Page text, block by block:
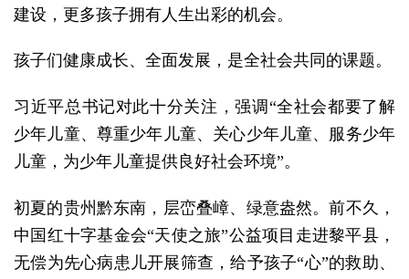
建设，更多孩子拥有人生出彩的机会。
孩子们健康成长、全面发展，是全社会共同的课题。
习近平总书记对此十分关注，强调“全社会都要了解
少年儿童、尊重少年儿童、关心少年儿童、服务少年
儿童，为少年儿童提供良好社会环境”。
初夏的贵州黔东南，层峦叠嶂、绿意盎然。前不久，
中国红十字基金会“天使之旅”公益项目走进黎平县，
无偿为先心病患儿开展筛查，给予孩子“心”的救助、